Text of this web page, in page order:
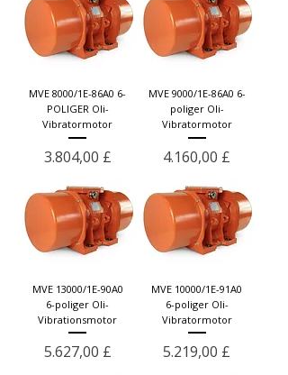
MVE 8000/1E-86A0 6-
POLIGER Oli-
Vibratormotor
Preis
3.804,00 £
MVE 9000/1E-86A0 6-
poliger Oli-
Vibratormotor
Preis
4.160,00 £
MVE 13000/1E-90A0
6-poliger Oli-
Vibrationsmotor
Preis
5.627,00 £
MVE 10000/1E-91A0
6-poliger Oli-
Vibratormotor
Preis
5.219,00 £